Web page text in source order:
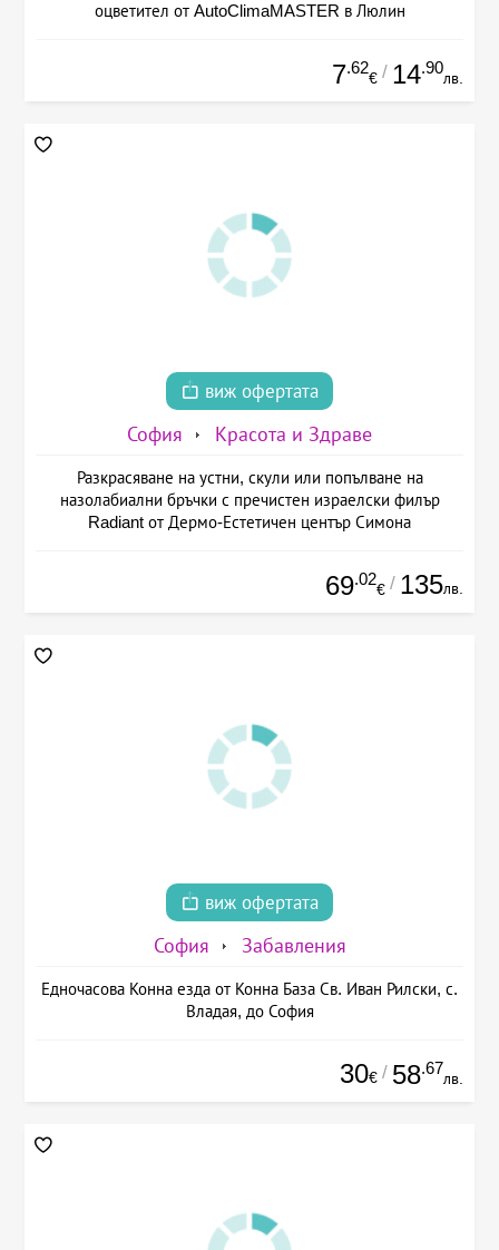
оцветител от AutoClimaMASTER в Люлин
7.62
€ / 14.90
лв.
виж офертата
София Красота и Здраве
Разкрасяване на устни, скули или попълване на
назолабиални бръчки с пречистен израелски филър
Radiant от Дермо-Естетичен център Симона
69.02
€ / 135лв.
виж офертата
София Забавления
Едночасова Конна езда от Конна База Св. Иван Рилски, с.
Владая, до София
30€ / 58.67
лв.